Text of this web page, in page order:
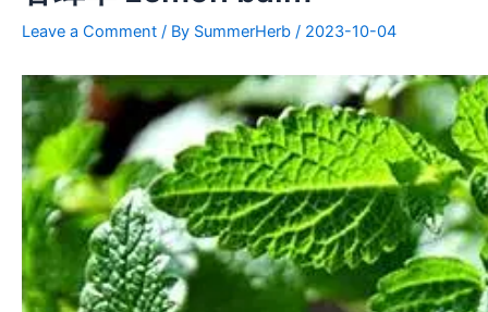
Leave a Comment / By SummerHerb / 2023-10-04